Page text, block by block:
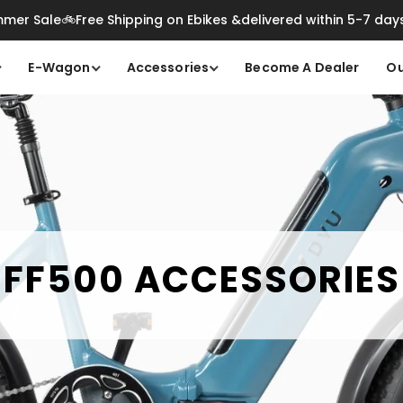
Sale🚲Free Shipping on Ebikes &delivered within 5-7
E-Wagon Accessories Become A Dealer
FF500 ACCESSORIES